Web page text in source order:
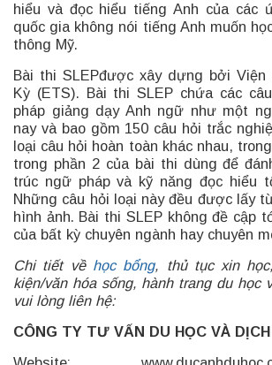
hiểu và đọc hiểu tiếng Anh của các
quốc gia không nói tiếng Anh muốn
thông Mỹ.
Bài thi SLEPđược xây dựng bởi
Kỳ (ETS). Bài thi SLEP chứa các
pháp giảng dạy Anh ngữ như một
nay và bao gồm 150 câu hỏi trắc
loại câu hỏi hoàn toàn khác nhau,
trong phần 2 của bài thi dùng để
trúc ngữ pháp và kỹ năng đọc hiểu
Những câu hỏi loại này đều được lấy
hình ảnh. Bài thi SLEP không đề cập
của bất kỳ chuyên ngành hay chuyên
Chi tiết về học bổng, thủ tục xin
kiện/văn hóa sống, hành trang du học
vui lòng liên hệ:
CÔNG TY TƯ VẤN DU HỌC VÀ